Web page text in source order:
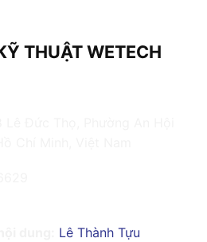
THUẬT WETECH
Lê Thành Tựu